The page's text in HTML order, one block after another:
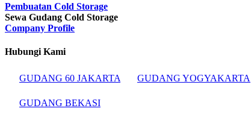
Pembuatan Cold Storage
Sewa Gudang Cold Storage
Company Profile
Hubungi Kami
GUDANG 60 JAKARTA GUDANG YOGYAKARTA
GUDANG BEKASI